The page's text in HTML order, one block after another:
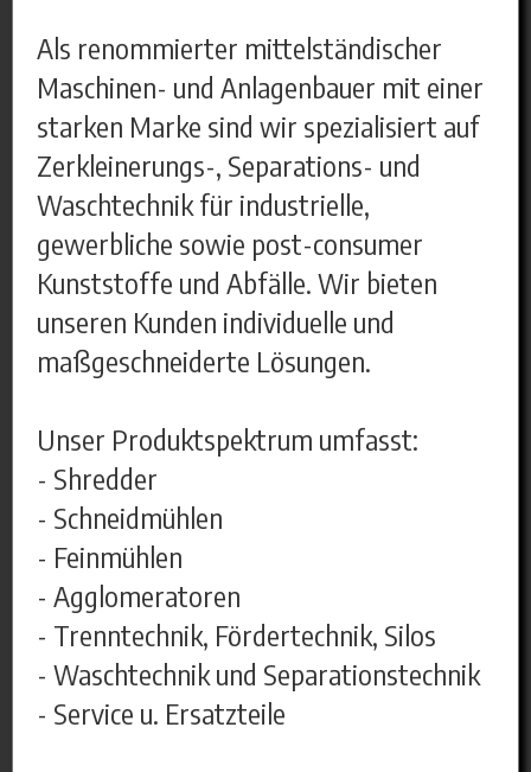
Als renommierter mittelständischer
Maschinen- und Anlagenbauer mit einer
starken Marke sind wir spezialisiert auf
Zerkleinerungs-, Separations- und
Waschtechnik für industrielle,
gewerbliche sowie post-consumer
Kunststoffe und Abfälle. Wir bieten
unseren Kunden individuelle und
maßgeschneiderte Lösungen.
Unser Produktspektrum umfasst:
- Shredder
- Schneidmühlen
- Feinmühlen
- Agglomeratoren
- Trenntechnik, Fördertechnik, Silos
- Waschtechnik und Separationstechnik
- Service u. Ersatzteile